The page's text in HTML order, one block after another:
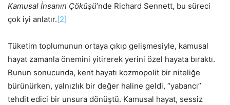
Kamusal İnsanın Çöküşü’nde Richard Sennett, bu süreci
çok iyi anlatır. [2]
Tüketim toplumunun ortaya çıkıp gelişmesiyle, kamusal
hayat zamanla önemini yitirerek yerini özel hayata bıraktı.
Bunun sonucunda, kent hayatı kozmopolit bir niteliğe
bürünürken, yalnızlık bir değer haline geldi, “yabancı”
tehdit edici bir unsura dönüştü. Kamusal hayat, sessiz